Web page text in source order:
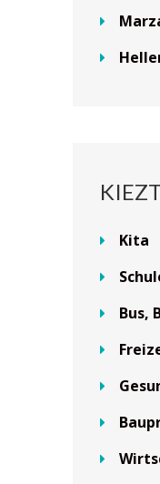
Kita
Bus,